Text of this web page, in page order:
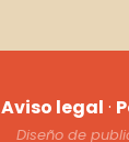
Aviso legal ·
Diseño de